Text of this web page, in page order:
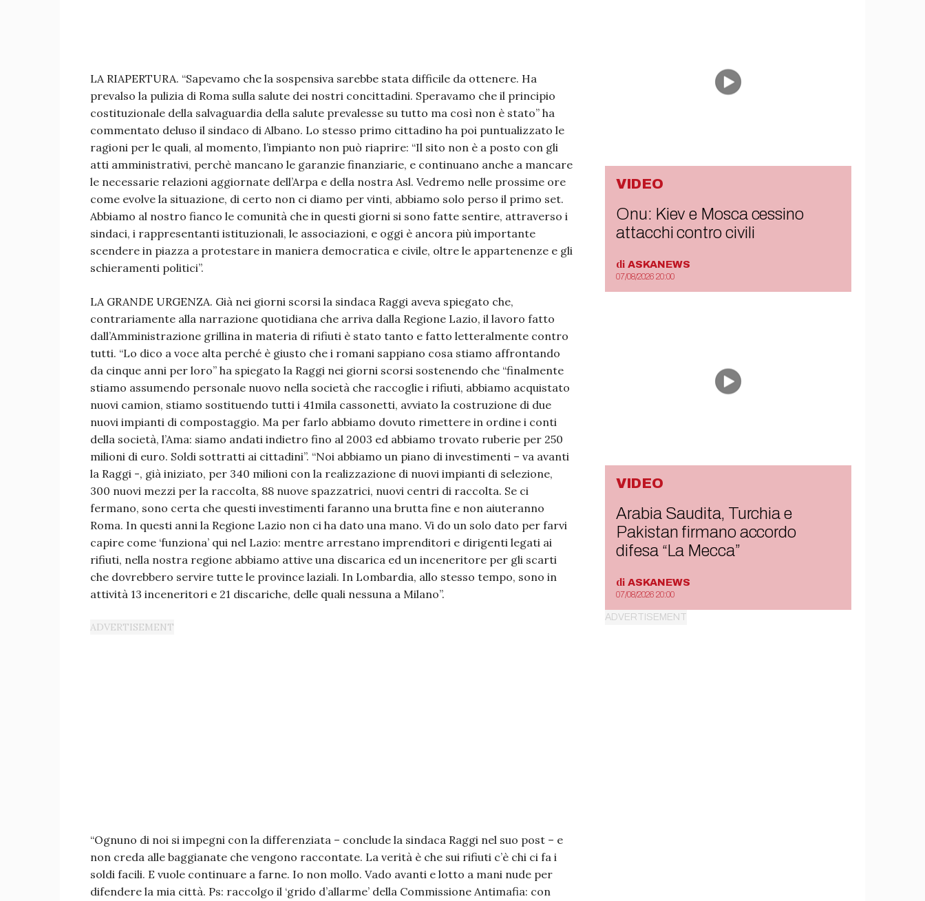
LA RIAPERTURA. “Sapevamo che la sospensiva sarebbe stata difficile da ottenere. Ha
prevalso la pulizia di Roma sulla salute dei nostri concittadini. Speravamo che il principio
costituzionale della salvaguardia della salute prevalesse su tutto ma così non è stato” ha
commentato deluso il sindaco di Albano. Lo stesso primo cittadino ha poi puntualizzato le
ragioni per le quali, al momento, l’impianto non può riaprire: “Il sito non è a posto con gli
atti amministrativi, perchè mancano le garanzie finanziarie, e continuano anche a mancare
le necessarie relazioni aggiornate dell’Arpa e della nostra Asl. Vedremo nelle prossime ore
come evolve la situazione, di certo non ci diamo per vinti, abbiamo solo perso il primo set.
Abbiamo al nostro fianco le comunità che in questi giorni si sono fatte sentire, attraverso i
sindaci, i rappresentanti istituzionali, le associazioni, e oggi è ancora più importante
scendere in piazza a protestare in maniera democratica e civile, oltre le appartenenze e gli
schieramenti politici”.
LA GRANDE URGENZA. Già nei giorni scorsi la sindaca Raggi aveva spiegato che,
contrariamente alla narrazione quotidiana che arriva dalla Regione Lazio, il lavoro fatto
dall’Amministrazione grillina in materia di rifiuti è stato tanto e fatto letteralmente contro
tutti. “Lo dico a voce alta perché è giusto che i romani sappiano cosa stiamo affrontando
da cinque anni per loro” ha spiegato la Raggi nei giorni scorsi sostenendo che “finalmente
stiamo assumendo personale nuovo nella società che raccoglie i rifiuti, abbiamo acquistato
nuovi camion, stiamo sostituendo tutti i 41mila cassonetti, avviato la costruzione di due
nuovi impianti di compostaggio. Ma per farlo abbiamo dovuto rimettere in ordine i conti
della società, l’Ama: siamo andati indietro fino al 2003 ed abbiamo trovato ruberie per 250
milioni di euro. Soldi sottratti ai cittadini”. “Noi abbiamo un piano di investimenti – va avanti
la Raggi -, già iniziato, per 340 milioni con la realizzazione di nuovi impianti di selezione,
300 nuovi mezzi per la raccolta, 88 nuove spazzatrici, nuovi centri di raccolta. Se ci
fermano, sono certa che questi investimenti faranno una brutta fine e non aiuteranno
Roma. In questi anni la Regione Lazio non ci ha dato una mano. Vi do un solo dato per farvi
capire come ‘funziona’ qui nel Lazio: mentre arrestano imprenditori e dirigenti legati ai
rifiuti, nella nostra regione abbiamo attive una discarica ed un inceneritore per gli scarti
che dovrebbero servire tutte le province laziali. In Lombardia, allo stesso tempo, sono in
attività 13 inceneritori e 21 discariche, delle quali nessuna a Milano”.
“Ognuno di noi si impegni con la differenziata – conclude la sindaca Raggi nel suo post – e
non creda alle baggianate che vengono raccontate. La verità è che sui rifiuti c’è chi ci fa i
soldi facili. E vuole continuare a farne. Io non mollo. Vado avanti e lotto a mani nude per
difendere la mia città. Ps: raccolgo il ‘grido d’allarme’ della Commissione Antimafia: con
VIDEO
Onu: Kiev e Mosca cessino
attacchi contro civili
di ASKANEWS
07/08/2026 20:00
VIDEO
Arabia Saudita, Turchia e
Pakistan firmano accordo
difesa “La Mecca”
di ASKANEWS
07/08/2026 20:00